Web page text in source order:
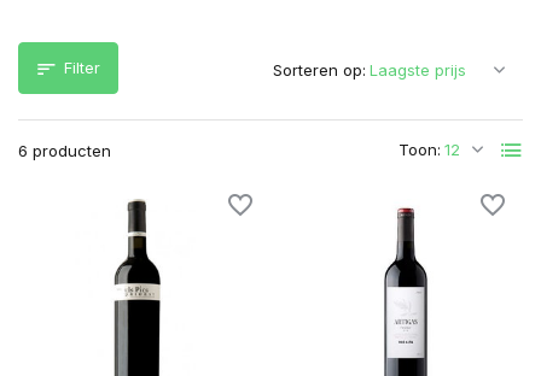
Filter
6 producten Toon:
Sorteren op: